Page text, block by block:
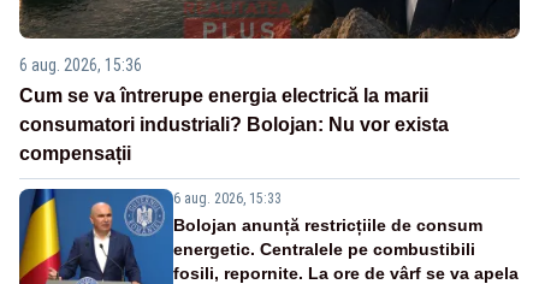
6 aug. 2026, 15:36
Cum se va întrerupe energia electrică la marii
consumatori industriali? Bolojan: Nu vor exista
compensații
6 aug. 2026, 15:33
Bolojan anunță restricțiile de consum
energetic. Centralele pe combustibili
fosili, repornite. La ore de vârf se va apela